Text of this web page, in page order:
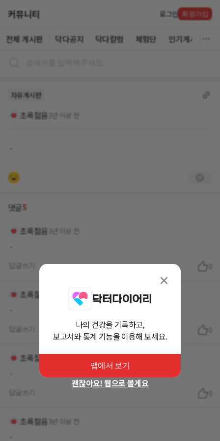
커뮤니티 로그인 회원가입
전체 게시판 닥다공지 닥다칼럼 체험단 인기게시글
자유게시판
초록젊음 3년 이상 전
ㆍ
댓글5
초록젊음 3년 이상 전
ㆍ
초록젊음 3년 이상 전
ㆍ
초록젊음
ㆍ
초록젊음 3년 이상 전
ㆍ
나의 건강을 기록하고,
보고서와 통계 기능을 이용해 보세요.
앱에서 보기
괜찮아요! 웹으로 볼게요